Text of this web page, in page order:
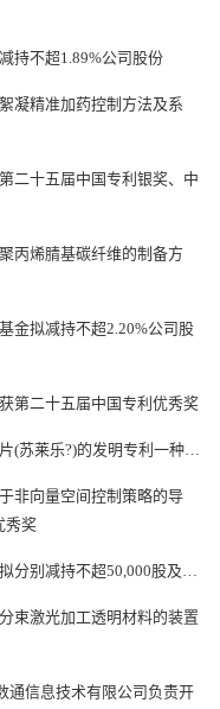
持不超1.89%公司股份
凝精准加药控制方法及系
十五届中国专利银奖、中
丙烯腈基碳纤维的制备方
拟减持不超2.20%公司股
第二十五届中国专利优秀奖
苏莱乐?)的发明专利一种…
非向量空间控制策略的导
秀奖
别减持不超50,000股及…
激光加工透明材料的装置
信息技术有限公司负责开